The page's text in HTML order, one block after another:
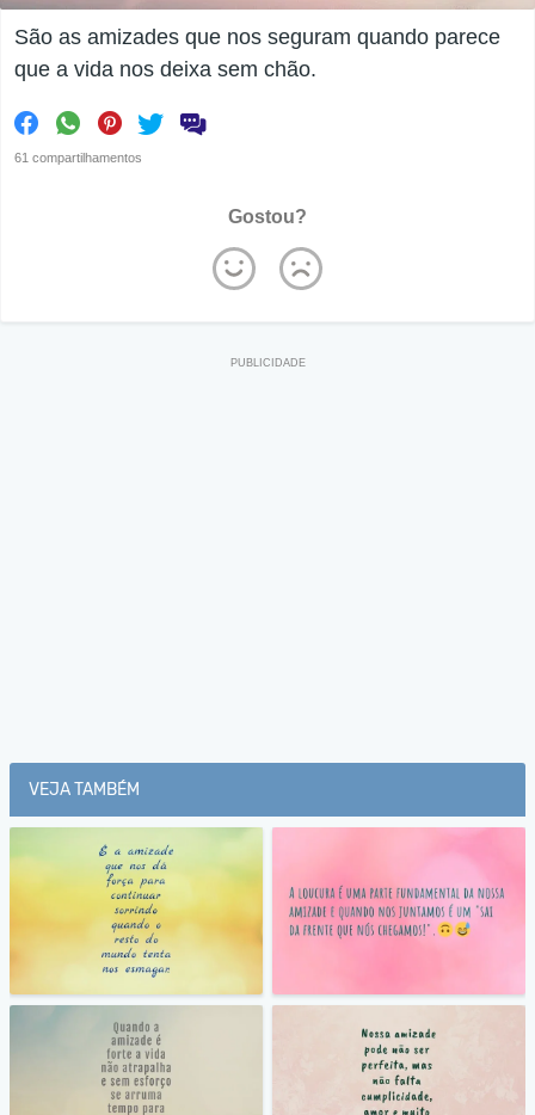
São as amizades que nos seguram quando parece
que a vida nos deixa sem chão.
61 compartilhamentos
Gostou?
VEJA TAMBÉM